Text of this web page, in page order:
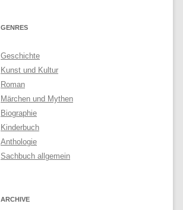
GENRES
Geschichte
Kunst und Kultur
Roman
Märchen und Mythen
Biographie
Kinderbuch
Anthologie
Sachbuch allgemein
ARCHIVE